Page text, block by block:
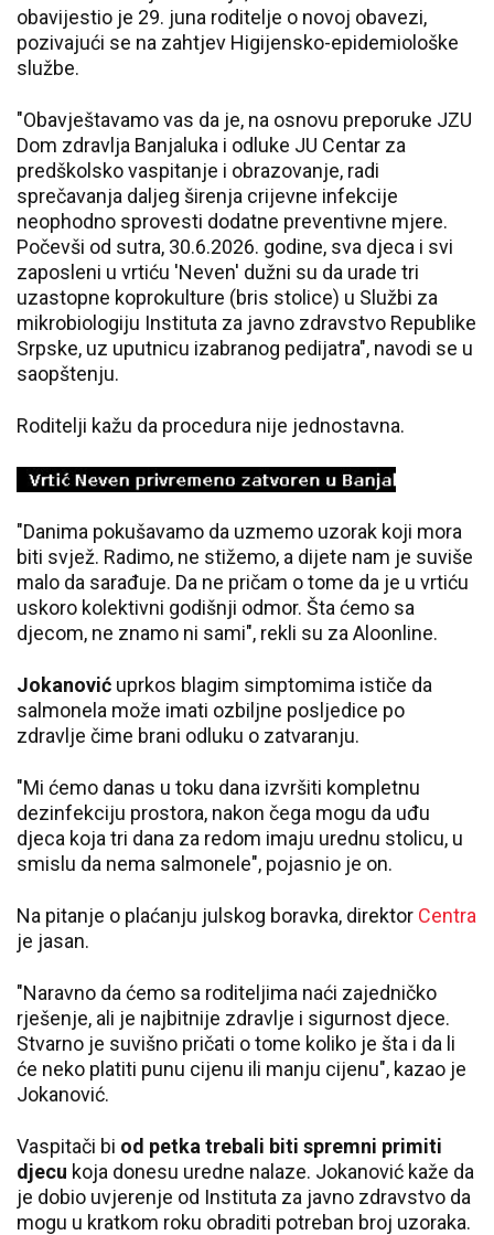
obavijestio je 29. juna roditelje o novoj obavezi,
pozivajući se na zahtjev Higijensko-epidemiološke
službe.
"Obavještavamo vas da je, na osnovu preporuke JZU
Dom zdravlja Banjaluka i odluke JU Centar za
predškolsko vaspitanje i obrazovanje, radi
sprečavanja daljeg širenja crijevne infekcije
neophodno sprovesti dodatne preventivne mjere.
Počevši od sutra, 30.6.2026. godine, sva djeca i svi
zaposleni u vrtiću 'Neven' dužni su da urade tri
uzastopne koprokulture (bris stolice) u Službi za
mikrobiologiju Instituta za javno zdravstvo Republike
Srpske, uz uputnicu izabranog pedijatra", navodi se u
saopštenju.
Roditelji kažu da procedura nije jednostavna.
"Danima pokušavamo da uzmemo uzorak koji mora
biti svjež. Radimo, ne stižemo, a dijete nam je suviše
malo da sarađuje. Da ne pričam o tome da je u vrtiću
uskoro kolektivni godišnji odmor. Šta ćemo sa
djecom, ne znamo ni sami", rekli su za Aloonline.
Jokanović uprkos blagim simptomima ističe da
salmonela može imati ozbiljne posljedice po
zdravlje čime brani odluku o zatvaranju.
"Mi ćemo danas u toku dana izvršiti kompletnu
dezinfekciju prostora, nakon čega mogu da uđu
djeca koja tri dana za redom imaju urednu stolicu, u
smislu da nema salmonele", pojasnio je on.
Na pitanje o plaćanju julskog boravka, direktor Centra
je jasan.
"Naravno da ćemo sa roditeljima naći zajedničko
rješenje, ali je najbitnije zdravlje i sigurnost djece.
Stvarno je suvišno pričati o tome koliko je šta i da li
će neko platiti punu cijenu ili manju cijenu", kazao je
Jokanović.
Vaspitači bi od petka trebali biti spremni primiti
djecu koja donesu uredne nalaze. Jokanović kaže da
je dobio uvjerenje od Instituta za javno zdravstvo da
mogu u kratkom roku obraditi potreban broj uzoraka.